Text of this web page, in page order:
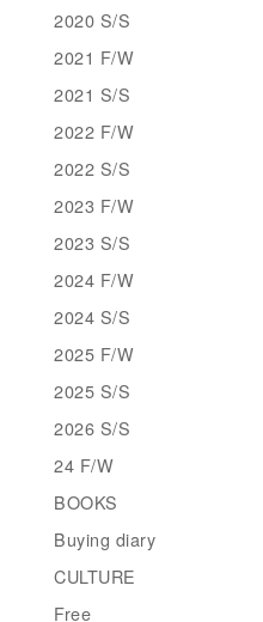
2020 S/S
2021 F/W
2021 S/S
2022 F/W
2022 S/S
2023 F/W
2023 S/S
2024 F/W
2024 S/S
2025 F/W
2025 S/S
2026 S/S
24 F/W
BOOKS
Buying diary
CULTURE
Free